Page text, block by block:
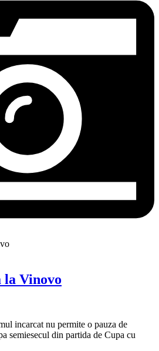
la Vinovo
incarcat nu permite o pauza de
semiesecul din partida de Cupa cu